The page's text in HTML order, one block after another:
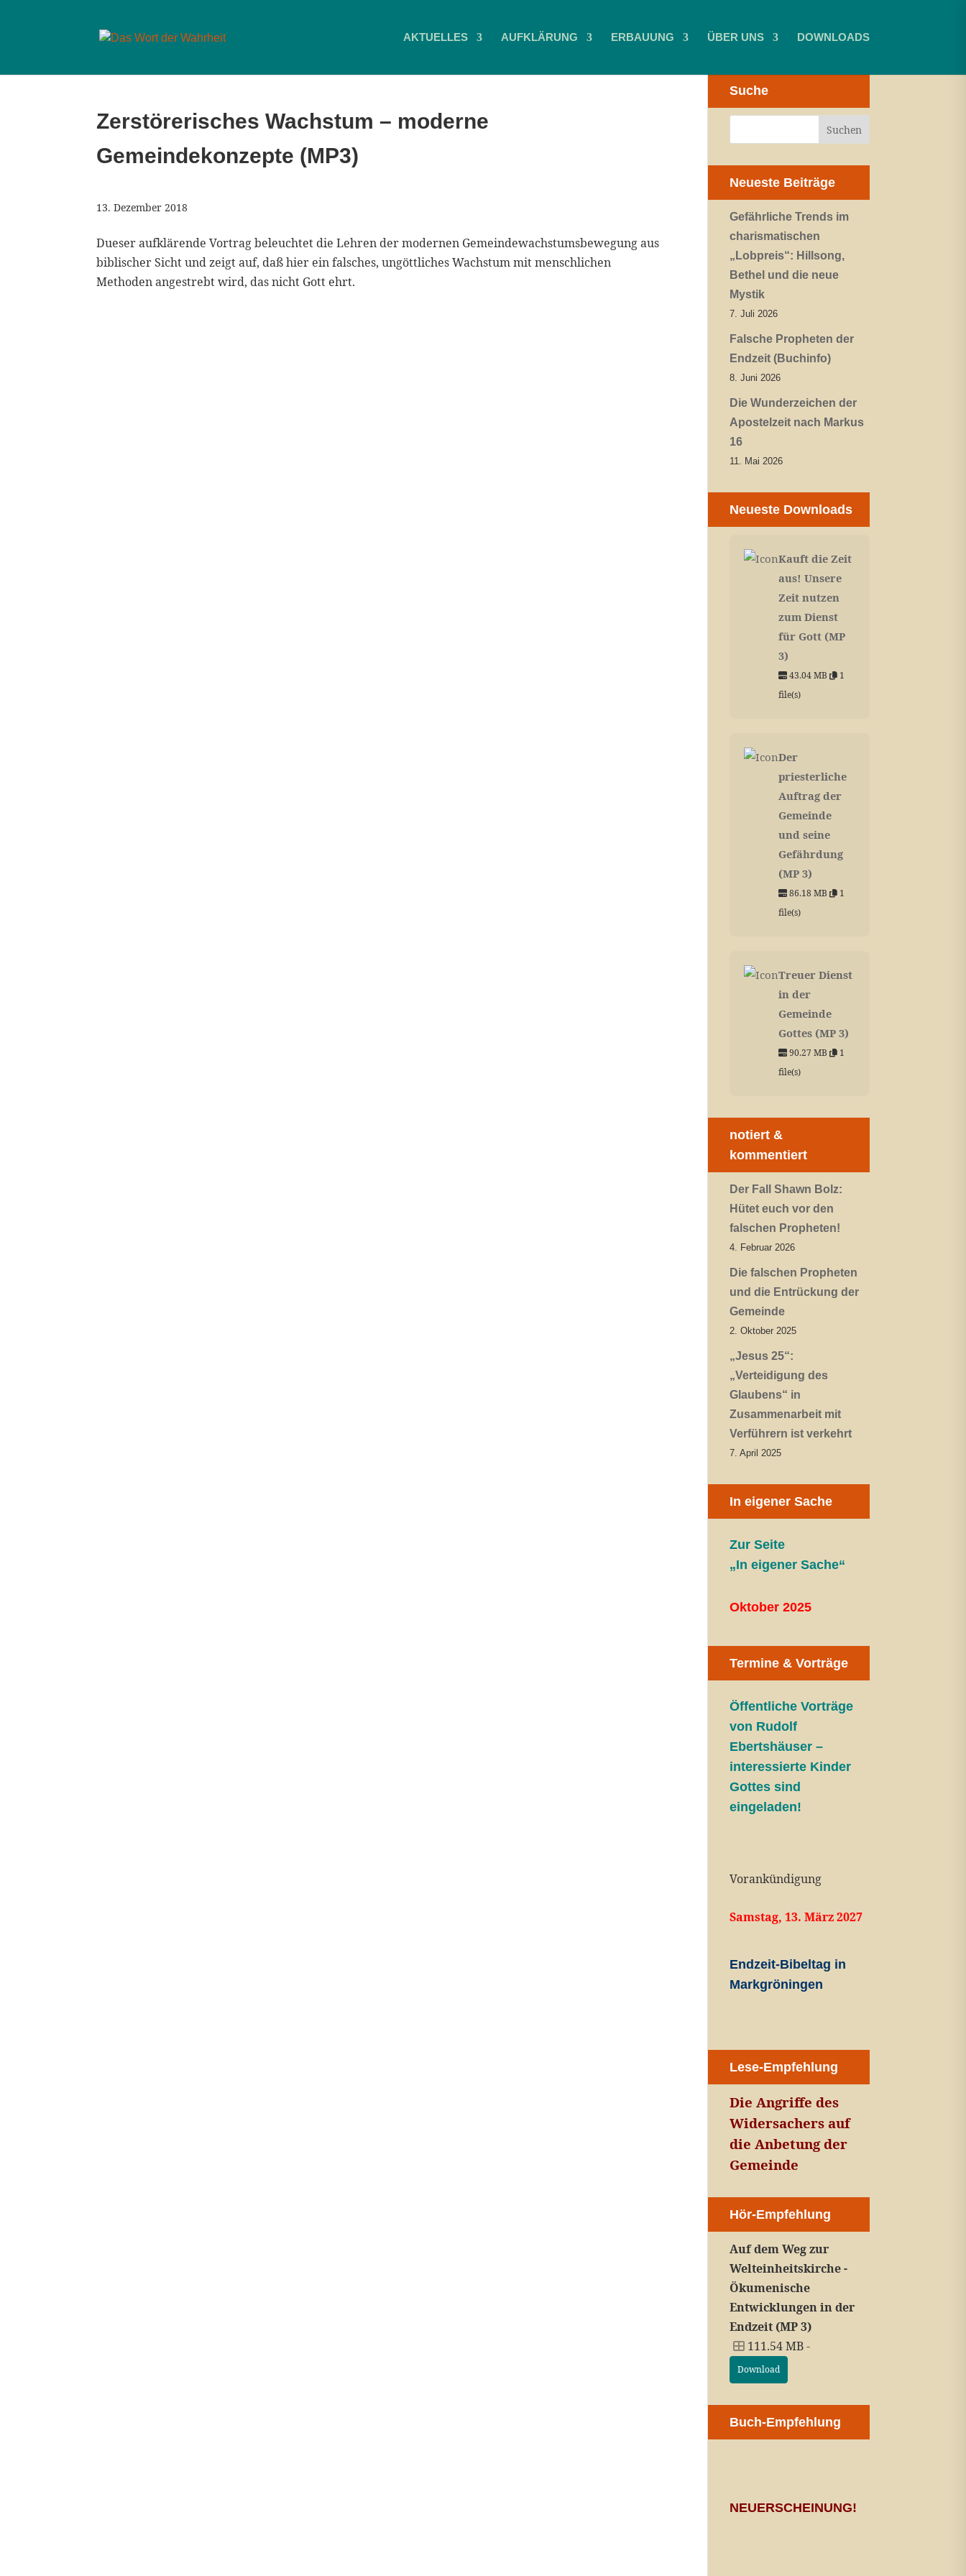
AKTUELLES AUFKLÄRUNG ERBAUUNG ÜBER UNS DOWNLOADS
Zerstörerisches Wachstum – moderne
Gemeindekonzepte (MP3)
13. Dezember 2018
Dueser aufklärende Vortrag beleuchtet die Lehren der modernen Gemeindewachstumsbewegung aus
biblischer Sicht und zeigt auf, daß hier ein falsches, ungöttliches Wachstum mit menschlichen
Methoden angestrebt wird, das nicht Gott ehrt.
Suche
Neueste Beiträge
Gefährliche Trends im
charismatischen
„Lobpreis“: Hillsong,
Bethel und die neue
Mystik
7. Juli 2026
Falsche Propheten der
Endzeit (Buchinfo)
8. Juni 2026
Die Wunderzeichen der
Apostelzeit nach Markus
16
11. Mai 2026
Neueste Downloads
Kauft die Zeit
aus! Unsere
Zeit nutzen
zum Dienst
für Gott (MP
3)
43.04 MB
1
file(s)
Der
priesterliche
Auftrag der
Gemeinde
und seine
Gefährdung
(MP 3)
86.18 MB
1
file(s)
Treuer Dienst
in der
Gemeinde
Gottes (MP 3)
90.27 MB
1
file(s)
notiert &
kommentiert
Der Fall Shawn Bolz:
Hütet euch vor den
falschen Propheten!
4. Februar 2026
Die falschen Propheten
und die Entrückung der
Gemeinde
2. Oktober 2025
„Jesus 25“:
„Verteidigung des
Glaubens“ in
Zusammenarbeit mit
Verführern ist verkehrt
7. April 2025
In eigener Sache
Zur Seite
„In eigener Sache“
Oktober 2025
Termine & Vorträge
Öffentliche Vorträge
von Rudolf
Ebertshäuser –
interessierte Kinder
Gottes sind
eingeladen!
Vorankündigung
Samstag, 13. März 2027
Endzeit-Bibeltag in
Markgröningen
Lese-Empfehlung
Die Angriffe des
Widersachers auf
die Anbetung der
Gemeinde
Hör-Empfehlung
Auf dem Weg zur
Welteinheitskirche -
Ökumenische
Entwicklungen in der
Endzeit (MP 3)
111.54 MB -
Download
Buch-Empfehlung
NEUERSCHEINUNG!